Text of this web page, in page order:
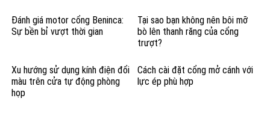
Đánh giá motor cổng Beninca:
Sự bền bỉ vượt thời gian
Tại sao bạn không nên bôi mỡ
bò lên thanh răng của cổng
trượt?
Xu hướng sử dụng kính điện đổi
màu trên cửa tự động phòng
họp
Cách cài đặt cổng mở cánh với
lực ép phù hợp